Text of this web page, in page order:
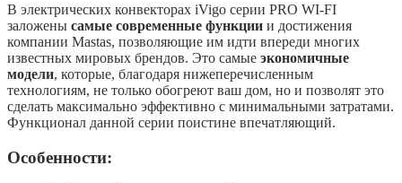
В электрических конвекторах iVigo серии PRO WI-FI
заложены самые современные функции и достижения
компании Mastas, позволяющие им идти впереди многих
известных мировых брендов. Это самые экономичные
модели, которые, благодаря нижеперечисленным
технологиям, не только обогреют ваш дом, но и позволят это
сделать максимально эффективно c минимальными затратами.
Функционал данной серии поистине впечатляющий.
Особенности: